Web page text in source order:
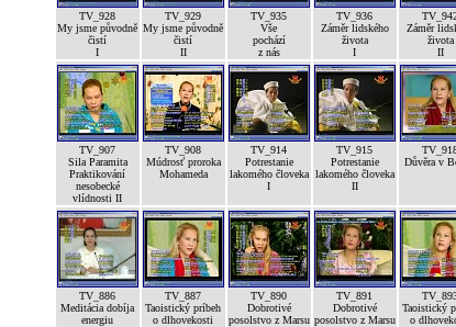
TV_928
My jsme původně
čistí
I
TV_929
My jsme původně
čistí
II
TV_935
Vše
pochází
z nás
TV_936
Záměr lidského
života
I
Záměr
života
II
TV_907
Sila Paramita
Praktikování
nesobecké
vlídnosti II
TV_908
Múdrosť proroka
Mohameda
TV_914
Potrestanie
lakomého človeka
I
TV_915
Potrestanie
lakomého človeka
II
Důvěra v
TV_886
Meditácia dobíja
energiu
TV_887
Taoistický príbeh
o dlhovekosti
TV_890
Dobrotivé
posolstvo z Marsu
TV_891
Dobrotivé
posolstvo z Marsu
Taoistický
o